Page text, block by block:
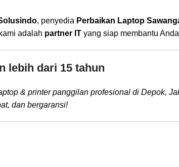
, penyedia Perbaikan Laptop
adalah partner IT yang siap membantu
lebih dari 15 tahun
& printer panggilan profesional di Depok,
dan bergaransi!